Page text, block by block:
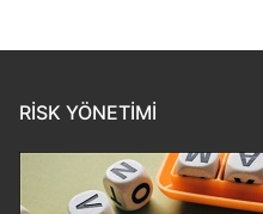
RISK YÖNETIMI